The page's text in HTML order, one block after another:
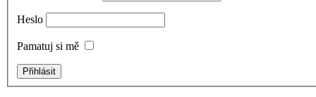
Heslo
Pamatuj si mě